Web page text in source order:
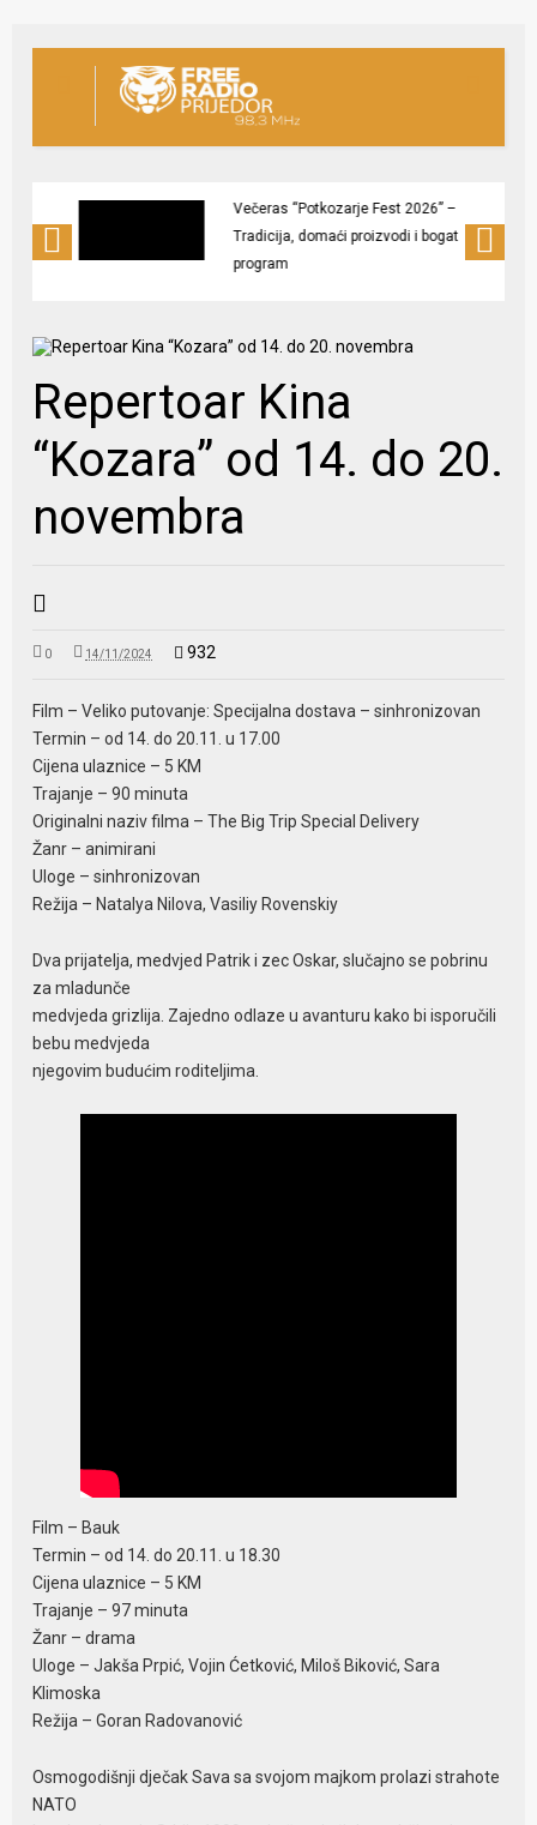
Večeras “Potkozarje Fest 2026” –
Tradicija, domaći proizvodi i bogat
program
Repertoar Kina
“Kozara” od 14. do 20.
novembra
0 14/11/2024 932
Film – Veliko putovanje: Specijalna dostava – sinhronizovan
Termin – od 14. do 20.11. u 17.00
Cijena ulaznice – 5 KM
Trajanje – 90 minuta
Originalni naziv filma – The Big Trip Special Delivery
Žanr – animirani
Uloge – sinhronizovan
Režija – Natalya Nilova, Vasiliy Rovenskiy
Dva prijatelja, medvjed Patrik i zec Oskar, slučajno se pobrinu
za mladunče
medvjeda grizlija. Zajedno odlaze u avanturu kako bi isporučili
bebu medvjeda
njegovim budućim roditeljima.
Film – Bauk
Termin – od 14. do 20.11. u 18.30
Cijena ulaznice – 5 KM
Trajanje – 97 minuta
Žanr – drama
Uloge – Jakša Prpić, Vojin Ćetković, Miloš Biković, Sara
Klimoska
Režija – Goran Radovanović
Osmogodišnji dječak Sava sa svojom majkom prolazi strahote
NATO